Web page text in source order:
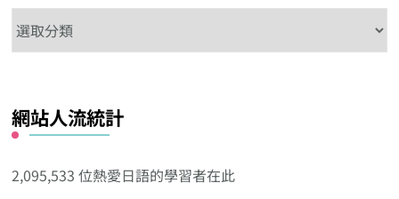
這
其
他
類
網站人流統計
2,095,533 位熱愛日語的學習者在此